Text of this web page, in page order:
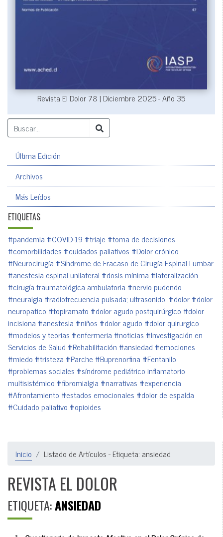
Revista El Dolor 78 | Diciembre 2025 - Año 35
Última Edición
Archivos
Más Leídos
ETIQUETAS
#pandemia #COVID-19 #triaje #toma de decisiones
#comorbilidades #cuidados paliativos #Dolor crónico
#Neurocirugía #Síndrome de Fracaso de Cirugía Espinal Lumbar
#anestesia espinal unilateral #dosis mínima #lateralización
#cirugía traumatológica ambulatoria #nervio pudendo
#neuralgia #radiofrecuencia pulsada; ultrasonido. #dolor#dolor
neuropatico #topiramato #dolor agudo postquirúrgico #dolor
incisiona #anestesia #niños #dolor agudo #dolor quirurgico
#modelos y teorias #enfermeria #noticias #Investigación en
Servicios de Salud #Rehabilitación #ansiedad #emociones
#miedo #tristeza #Parche #Buprenorfina #Fentanilo
#problemas sociales #síndrome pediátrico inflamatorio
multisistémico #fibromialgia #narrativas #experiencia
#Afrontamiento #estados emocionales #dolor de espalda
#Cuidado paliativo #opioides
Inicio Listado de Artículos - Etiqueta: ansiedad
REVISTA EL DOLOR
ETIQUETA:ANSIEDAD